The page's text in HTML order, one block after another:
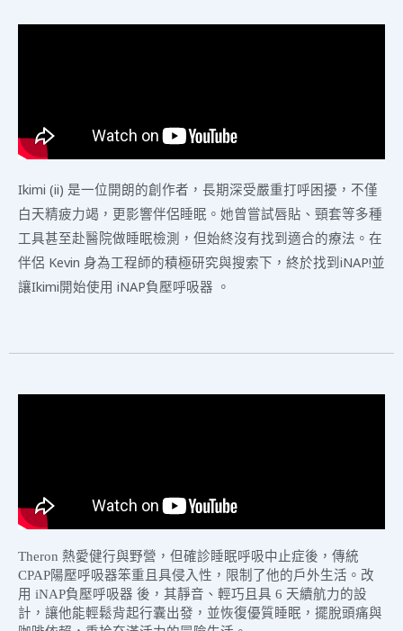
Ikimi (ii) 是一位開朗的創作者，長期深受嚴重打呼困擾，不僅
白天精疲力竭，更影響伴侶睡眠。她曾嘗試唇貼、頸套等多種
工具甚至赴醫院做睡眠檢測，但始終沒有找到適合的療法。在
伴侶 Kevin 身為工程師的積極研究與搜索下，終於找到iNAP!並
讓Ikimi開始使用 iNAP負壓呼吸器 。
Theron 熱愛健行與野營，但確診睡眠呼吸中止症後，傳統
CPAP陽壓呼吸器笨重且具侵入性，限制了他的戶外生活。改
用 iNAP負壓呼吸器 後，其靜音、輕巧且具 6 天續航力的設
計，讓他能輕鬆背起行囊出發，並恢復優質睡眠，擺脫頭痛與